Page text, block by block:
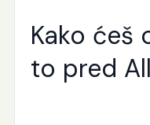
Kako ćeš
to pred